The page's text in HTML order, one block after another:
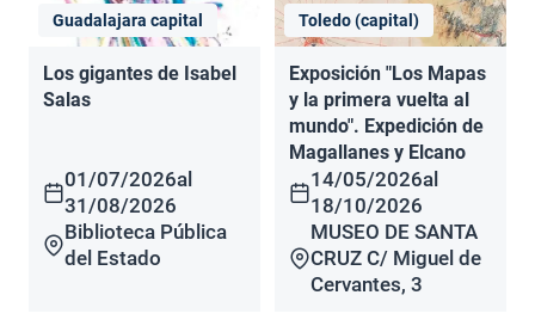
Guadalajara capital
Los gigantes de Isabel
Salas
01/07/2026al
31/08/2026
Biblioteca Pública
del Estado
Toledo (capital)
Exposición "Los Mapas
y la primera vuelta al
mundo". Expedición de
Magallanes y Elcano
14/05/2026al
18/10/2026
MUSEO DE SANTA
CRUZ C/ Miguel de
Cervantes, 3